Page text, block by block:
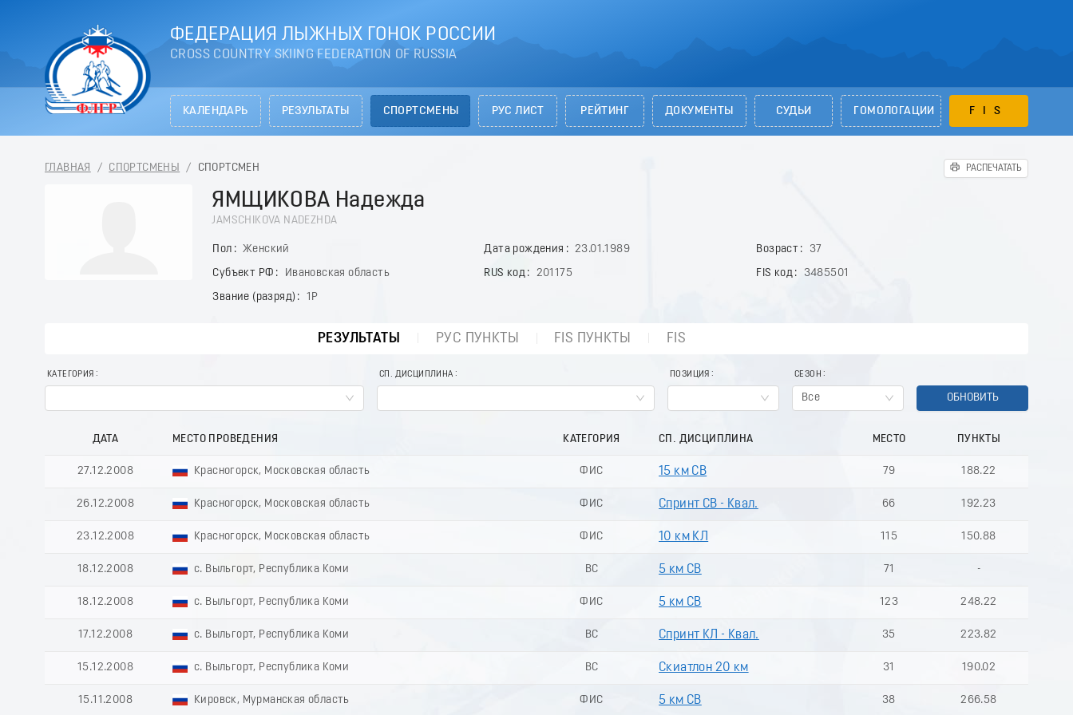
ФЕДЕРАЦИЯ ЛЫЖНЫХ ГОНОК РОССИИ
CROSS COUNTRY SKIING FEDERATION OF RUSSIA
КАЛЕНДАРЬ РЕЗУЛЬТАТЫ СПОРТСМЕНЫ РУС ЛИСТ РЕЙТИНГ ДОКУМЕНТЫ СУДЬИ ГОМОЛОГАЦИИ FIS
ГЛАВНАЯ / СПОРТСМЕНЫ / СПОРТСМЕН РАСПЕЧАТАТЬ
ЯМЩИКОВА Надежда
JAMSCHIKOVA NADEZHDA
Пол Женский Дата рождения 23.01.1989 Возраст
37
Субъект РФ
Ивановская область RUS код 201175 FIS код
3485501
Звание (разряд)
1Р
РЕЗУЛЬТАТЫ РУС ПУНКТЫ FIS ПУНКТЫ FIS
КАТЕГОРИЯ СП. ДИСЦИПЛИНА ПОЗИЦИЯ СЕЗОН
Все ОБНОВИТЬ
ДАТА МЕСТО ПРОВЕДЕНИЯ КАТЕГОРИЯ СП. ДИСЦИПЛИНА МЕСТО ПУНКТЫ
27.12.2008 Красногорск, Московская область ФИС 15 км СВ 79 188.22
26.12.2008 Красногорск, Московская область ФИС Спринт СВ - Квал. 66 192.23
23.12.2008 Красногорск, Московская область ФИС 10 км КЛ 115 150.88
18.12.2008 с. Выльгорт, Республика Коми ВС 5 км СВ 71 -
18.12.2008 с. Выльгорт, Республика Коми ФИС 5 км СВ 123 248.22
17.12.2008 с. Выльгорт, Республика Коми ВС Спринт КЛ - Квал. 35 223.82
15.12.2008 с. Выльгорт, Республика Коми ВС Скиатлон 20 км 31 190.02
15.11.2008 Кировск, Мурманская область ФИС 5 км СВ 38 266.58